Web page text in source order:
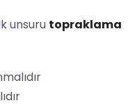
unsuru topraklama